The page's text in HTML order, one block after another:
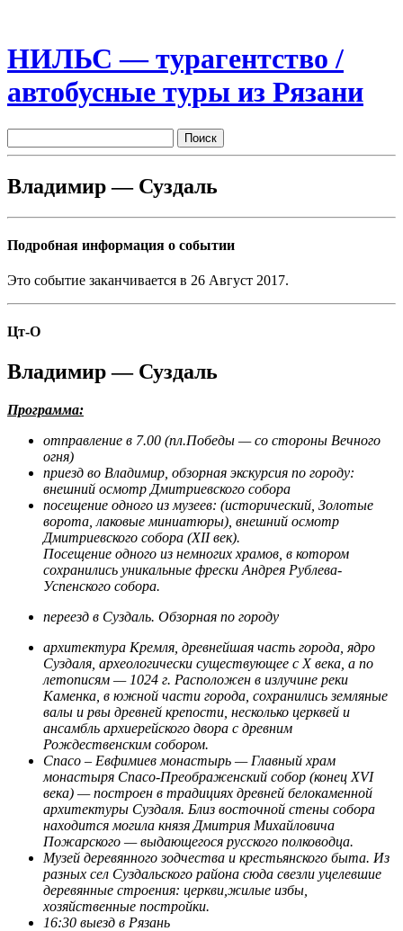
НИЛЬС — турагентство /
автобусные туры из Рязани
Владимир — Суздаль
Подробная информация о событии
Это событие заканчивается в 26 Август 2017.
Цт-О
Владимир — Суздаль
Программа:
отправление в 7.00 (пл.Победы — со стороны Вечного
огня)
приезд во Владимир, обзорная экскурсия по городу:
внешний осмотр Дмитриевского собора
посещение одного из музеев: (исторический, Золотые
ворота, лаковые миниатюры), внешний осмотр
Дмитриевского собора (ХII век).
Посещение одного из немногих храмов, в котором
сохранились уникальные фрески Андрея Рублева-
Успенского собора.
переезд в Суздаль. Обзорная по городу
архитектура Кремля, древнейшая часть города, ядро
Суздаля, археологически существующее с X века, а по
летописям — 1024 г. Расположен в излучине реки
Каменка, в южной части города, сохранились земляные
валы и рвы древней крепости, несколько церквей и
ансамбль архиерейского двора с древним
Рождественским собором.
Спасо – Евфимиев монастырь — Главный храм
монастыря Спасо-Преображенский собор (конец XVI
века) — построен в традициях древней белокаменной
архитектуры Суздаля. Близ восточной стены собора
находится могила князя Дмитрия Михайловича
Пожарского — выдающегося русского полководца.
Музей деревянного зодчества и крестьянского быта. Из
разных сел Суздальского района сюда свезли уцелевшие
деревянные строения: церкви,жилые избы,
хозяйственные постройки.
16:30 выезд в Рязань